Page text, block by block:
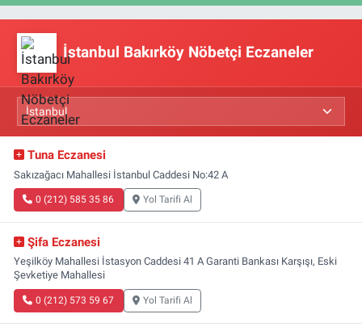
İstanbul Bakırköy Nöbetçi Eczaneler
Tuna Eczanesi
Sakızağacı Mahallesi İstanbul Caddesi No:42 A
0 (212) 585 35 86 Yol Tarifi Al
Şifa Eczanesi
Yeşilköy Mahallesi İstasyon Caddesi 41 A Garanti Bankası Karşışı, Eski
Şevketiye Mahallesi
0 (212) 573 59 67 Yol Tarifi Al